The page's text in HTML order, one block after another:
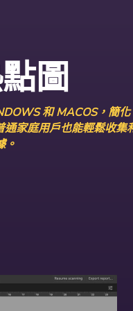
圖
和 MACOS，簡化
家庭用戶也能輕鬆收集
。